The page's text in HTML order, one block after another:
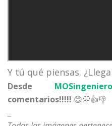
Y tú qué piensas.
Desde
comentarios!!!!! 😊💭👍👎